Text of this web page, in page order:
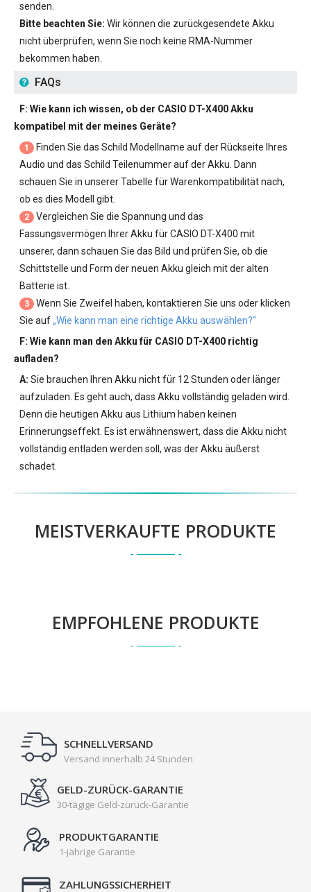
senden.
Bitte beachten Sie: Wir können die zurückgesendete Akku
nicht überprüfen, wenn Sie noch keine RMA-Nummer
bekommen haben.
FAQs
F: Wie kann ich wissen, ob der CASIO DT-X400 Akku
kompatibel mit der meines Geräte?
1
Finden Sie das Schild Modellname auf der Rückseite Ihres
Audio und das Schild Teilenummer auf der Akku. Dann
schauen Sie in unserer Tabelle für Warenkompatibilität nach,
ob es dies Modell gibt.
2
Vergleichen Sie die Spannung und das
Fassungsvermögen IhrerAkku für CASIO DT-X400 mit
unserer, dann schauen Sie das Bild und prüfen Sie, ob die
Schittstelle und Form der neuen Akku gleich mit der alten
Batterie ist.
3
Wenn Sie Zweifel haben, kontaktieren Sie uns oder klicken
Sie auf„Wie kann man eine richtige Akku auswählen?“
F: Wie kann man den Akku für CASIO DT-X400 richtig
aufladen?
A: Sie brauchen Ihren Akku nicht für 12 Stunden oder länger
aufzuladen. Es geht auch, dass Akku vollständig geladen wird.
Denn die heutigen Akku aus Lithium haben keinen
Erinnerungseffekt. Es ist erwähnenswert, dass die Akku nicht
vollständig entladen werden soll, was der Akku äußerst
schadet.
MEISTVERKAUFTE PRODUKTE
EMPFOHLENE PRODUKTE
SCHNELLVERSAND
Versand innerhalb 24 Stunden
GELD-ZURÜCK-GARANTIE
30-tägige Geld-zurück-Garantie
PRODUKTGARANTIE
1-jährige Garantie
ZAHLUNGSSICHERHEIT